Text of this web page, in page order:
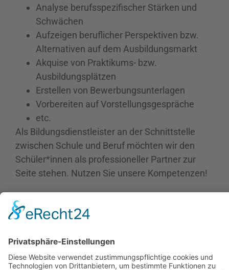
Analyse berufsspezifischer Stärken und
Schwächen
Aufzeigen beruflicher Perspektiven bzw.
Alternativen auf dem Ausbildungsmarkt
Akquise von Praktikums- bzw.
Ausbildungsplätzen
Erstellen von Bewerbungsunterlagen
Vorbereiten auf Vorstellungsgespräche
etc.
Als Bildungsdienstleister an der Schnittstelle
zwischen Schule und Beruf möchten wir den
Schüler*innen als professioneller Partner zur
Seite stehen. Nutzen Sie unsere Kompetenzen!
Jetzt Kontakt aufnehmen